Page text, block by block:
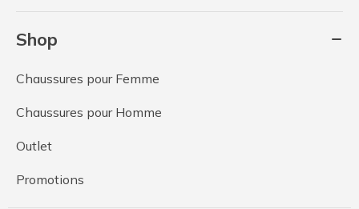
Shop
Chaussures pour Femme
Chaussures pour Homme
Outlet
Promotions